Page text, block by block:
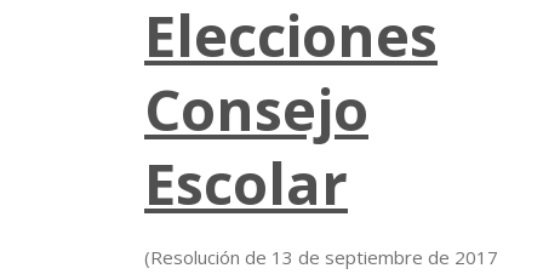
Elecciones
Consejo
Escolar
(Resolución de 13 de septiembre de 2017